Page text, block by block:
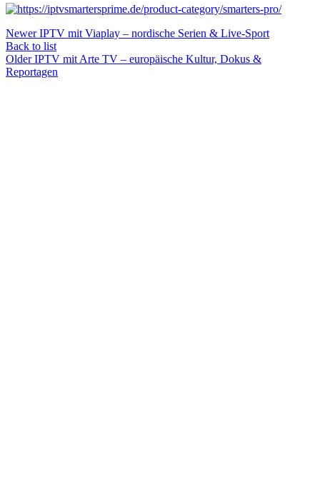
Newer IPTV mit Viaplay – nordische Serien & Live-Sport
Back to list
Older IPTV mit Arte TV – europäische Kultur, Dokus &
Reportagen